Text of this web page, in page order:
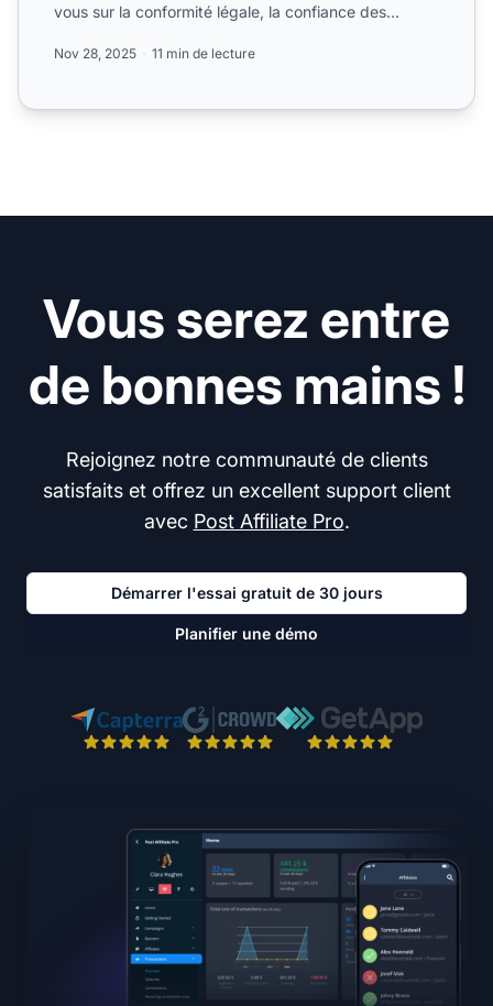
vous sur la conformité légale, la confiance des
Nov 28, 2025 11 min de lecture
Vous serez entre
de bonnes mains !
Rejoignez notre communauté de clients
satisfaits et offrez un excellent support client
avec Post Affiliate Pro.
Démarrer l'essai gratuit de 30 jours
Planifier une démo